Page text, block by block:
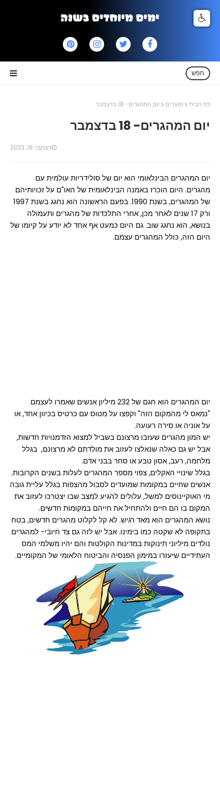
חפש
דף הבית מועדים יום המהגרים- 18 בדצמבר
יום המהגרים- 18 בדצמבר
דצמבר 18, 2023
יום המהגרים הבינלאומי הוא יום של סולידריות עולמית עם
מהגרים. היום הוכרז באמנה הבינלאומית של האו"ם על זכויותיהם
של המהגרים, בשנת 1990. בפעם הראשונה הוא נחגג בשנת 1997
ורק 17 שנים לאחר מכן, אחרי התלכדות של מהגרים ותעמולה
בנושא, הוא נחגג שוב. גם היום כמעט אף אחד לא יודע על קיומו של
היום הזה, כולל המהגרים עצמם.
יום המהגרים הוא חגם של 232 מיליון אנשים שאמרו לעצמם
"נמאס לי מהמקום הזה" וקפצו על מטוס עם כרטיס בכיוון אחד, או
על אוניה או סירה רעועה.
יש המון מהגרים שעזבו מרצונם בשביל למצוא הזדמנויות חדשות,
אבל יש גם כאלה שנאלצו לעזוב את מולדתם לא מרצונם, בגלל
מלחמה, רעב, אסון טבע או סחר בבני אדם.
בגלל שינויי האקלים, צפוי מספר המהגרים לעלות בשנים הקרובות.
אנשים שחיים במקומות שמועדים לסבול מהצפות בגלל עליית גובה
מי האוקיינוסים למשל, עלולים להגיע למצב שבו יצטרכו לעזוב את
המקום בו הם חיים ולהתחיל את חייהם במקומות חדשים.
נושא המהגרים הוא מאד רגיש. לא קל לקלוט מהגרים חדשים, בטח
בתקופה לא שקטה כמו בימינו. אבל יש לזה גם צד חיובי- למהגרים
נולדים מיליוני תינוקות במדינות הקולטות והם יהיו משלמי המס
העתידיים שיעזרו במימון הפנסיה והביטוח הלאומי של המקומיים.